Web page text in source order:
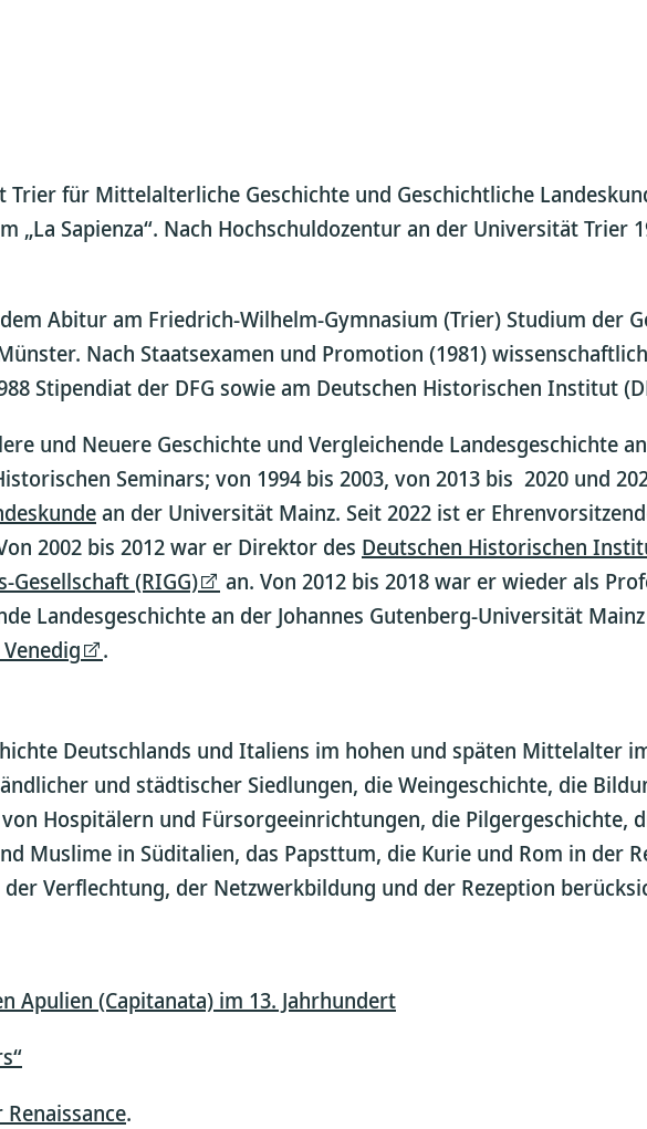
für Mittelalterliche Geschichte und Geschichtliche
„La Sapienza“. Nach Hochschuldozentur an der Universität
Abitur am Friedrich-Wilhelm-Gymnasium (Trier) Studium der
Nach Staatsexamen und Promotion (1981)
Stipendiat der DFG sowie am Deutschen Historischen Institut
und Neuere Geschichte und Vergleichende Landesgeschichte
Seminars; von 1994 bis 2003, von 2013 bis 2020 und
an der Universität Mainz. Seit 2022 ist er
2002 bis 2012 war er Direktor des Deutschen Historischen
(RIGG)
an. Von 2012 bis 2018 war er wieder als
Landesgeschichte an der Johannes Gutenberg-Universität
.
Deutschlands und Italiens im hohen und späten Mittelalter
und städtischer Siedlungen, die Weingeschichte, die
Hospitälern und Fürsorgeeinrichtungen, die
Muslime in Süditalien, das Papsttum, die Kurie und Rom in der
Verflechtung, der Netzwerkbildung und der Rezeption
Apulien (Capitanata) im 13. Jahrhundert
.